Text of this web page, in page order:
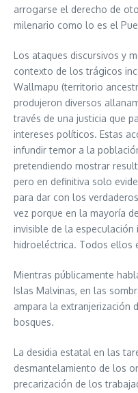
arrogarse el derecho de
milenario como lo es el
Los ataques discursivos y
contexto de los trágicos
Wallmapu (territorio
produjeron diversos
través de una justicia que
intereses políticos. Estas
infundir temor a la
pretendiendo mostrar
pero en definitiva solo
para dar con los
vez porque en la mayoría
invisible de la especulación
hidroeléctrica. Todos ellos
Mientras públicamente
Islas Malvinas, en las
ampara la extranjerización
bosques.
La desidia estatal en las
desmantelamiento de los
precarización de los